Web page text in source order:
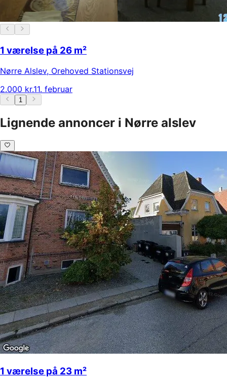
1 værelse på 26 m²
Nørre Alslev, Orehoved Stationsvej
2.000 kr.11. februar
1
Lignende annoncer i Nørre alslev
1 værelse på 23 m²